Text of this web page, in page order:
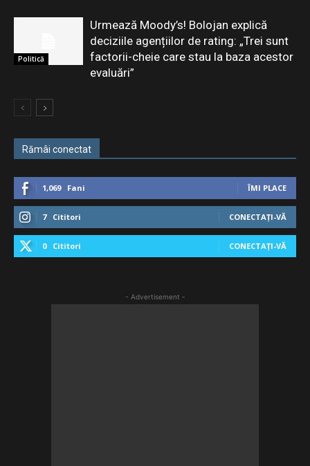
Politică
Urmează Moody’s! Bolojan explică
deciziile agențiilor de rating: „Trei sunt
factorii-cheie care stau la baza acestor
evaluări”
Rămâi conectat
1,069 Fani ÎMI PLACE
7 Cititori CONECTAȚI-VĂ
0 Cititori CONECTAȚI-VĂ
- Advertisement -